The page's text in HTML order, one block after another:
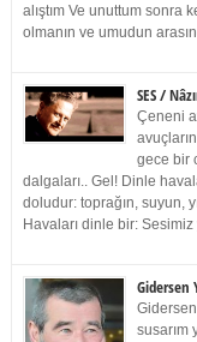
alıştım Ve unuttum sonra
olmanın ve umudun
SES /
Çeneni
gece bir
dalgaları.. Gel! Dinle
doludur: toprağın, suyun,
Havaları dinle bir:
Gidersen
susarım